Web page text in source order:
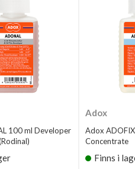
100 ml Developer
Adox
Adox
Concentrate
Finns i